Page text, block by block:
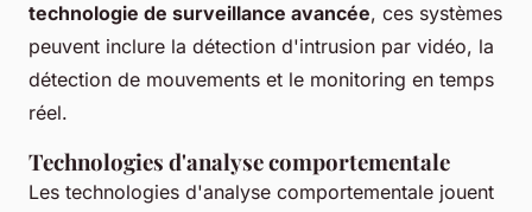
technologie de surveillance avancée, ces systèmes
peuvent inclure la détection d'intrusion par vidéo, la
détection de mouvements et le monitoring en temps
réel.
Technologies d'analyse comportementale
Les technologies d'analyse comportementale jouent